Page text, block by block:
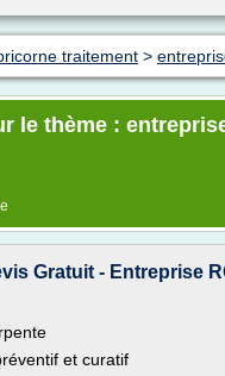
traitement >
le thème :
Gratuit - Entreprise
et curatif